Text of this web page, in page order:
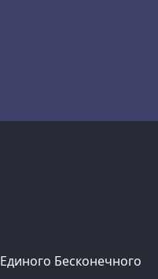
Бесконечного